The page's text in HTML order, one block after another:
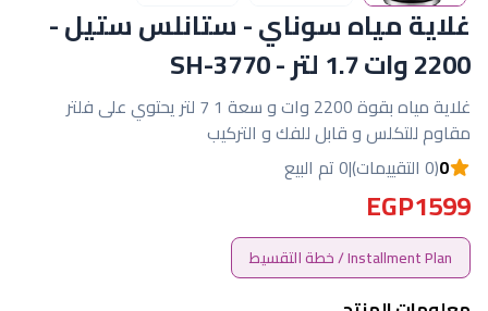
غلاية مياه سوناي - ستانلس ستيل -
2200 وات 1.7 لتر - SH-3770
غلاية مياه بقوة 2200 وات و سعة 1 7 لتر يحتوي على فلتر
مقاوم للتكلس و قابل للفك و التركيب
0(0 التقييمات) |0 تم البيع
EGP1599
Installment Plan / خطة التقسيط